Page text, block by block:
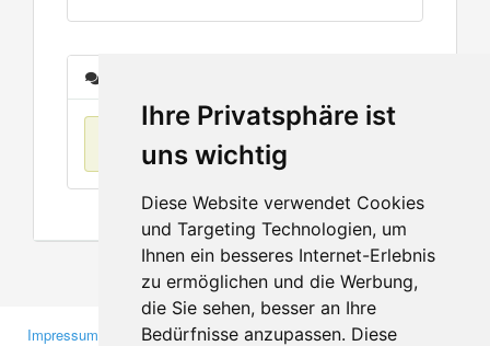
Ihre Privatsphäre ist
uns wichtig
Diese Website verwendet Cookies
und Targeting Technologien, um
Ihnen ein besseres Internet-Erlebnis
zu ermöglichen und die Werbung,
die Sie sehen, besser an Ihre
Bedürfnisse anzupassen. Diese
Keine Einträge
Impressum
Gewerbetreibende